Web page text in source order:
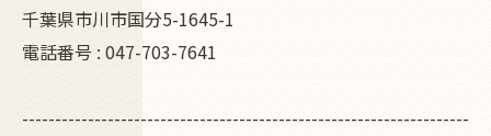
千葉県市川市国分5-1645-1
電話番号 : 047-703-7641
--------------------------------------------------------------------